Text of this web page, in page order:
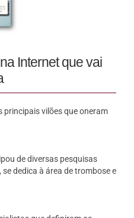
Internet que vai
principais vilões que oneram
de diversas pesquisas
dedica à área de trombose e